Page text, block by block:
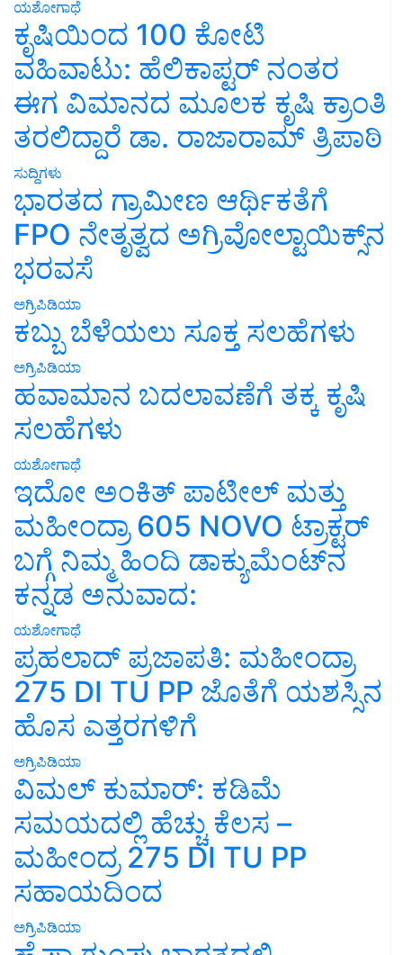
ಯಶೋಗಾಥೆ
ಕೃಷಿಯಿಂದ 100 ಕೋಟಿ
ವಹಿವಾಟು: ಹೆಲಿಕಾಪ್ಟರ್ ನಂತರ
ಈಗ ವಿಮಾನದ ಮೂಲಕ ಕೃಷಿ ಕ್ರಾಂತಿ
ತರಲಿದ್ದಾರೆ ಡಾ. ರಾಜಾರಾಮ್ ತ್ರಿಪಾಠಿ
ಸುದ್ದಿಗಳು
ಭಾರತದ ಗ್ರಾಮೀಣ ಆರ್ಥಿಕತೆಗೆ
FPO ನೇತೃತ್ವದ ಅಗ್ರಿವೋಲ್ಟಾಯಿಕ್ಸ್‌ನ
ಭರವಸೆ
ಅಗ್ರಿಪಿಡಿಯಾ
ಕಬ್ಬು ಬೆಳೆಯಲು ಸೂಕ್ತ ಸಲಹೆಗಳು
ಅಗ್ರಿಪಿಡಿಯಾ
ಹವಾಮಾನ ಬದಲಾವಣೆಗೆ ತಕ್ಕ ಕೃಷಿ
ಸಲಹೆಗಳು
ಯಶೋಗಾಥೆ
ಇದೋ ಅಂಕಿತ್ ಪಾಟೀಲ್ ಮತ್ತು
ಮಹೀಂದ್ರಾ 605 NOVO ಟ್ರಾಕ್ಟರ್
ಬಗ್ಗೆ ನಿಮ್ಮ ಹಿಂದಿ ಡಾಕ್ಯುಮೆಂಟ್‌ನ
ಕನ್ನಡ ಅನುವಾದ:
ಯಶೋಗಾಥೆ
ಪ್ರಹಲಾದ್ ಪ್ರಜಾಪತಿ: ಮಹೀಂದ್ರಾ
275 DI TU PP ಜೊತೆಗೆ ಯಶಸ್ಸಿನ
ಹೊಸ ಎತ್ತರಗಳಿಗೆ
ಅಗ್ರಿಪಿಡಿಯಾ
ವಿಮಲ್ ಕುಮಾರ್: ಕಡಿಮೆ
ಸಮಯದಲ್ಲಿ ಹೆಚ್ಚು ಕೆಲಸ –
ಮಹೀಂದ್ರ 275 DI TU PP
ಸಹಾಯದಿಂದ
ಅಗ್ರಿಪಿಡಿಯಾ